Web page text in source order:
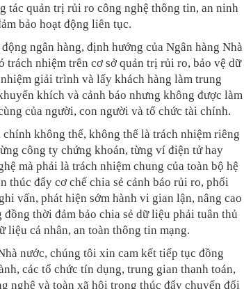
tác quản trị rủi ro công nghệ thông tin, an ninh
bảo hoạt động liên tục.
ngân hàng, định hướng của Ngân hàng Nhà
trách nhiệm trên cơ sở quản trị rủi ro, bảo vệ dữ
giải trình và lấy khách hàng làm trung
khích và cảnh báo nhưng không được làm
của người, con người và tổ chức tài chính.
không thể, không thể là trách nhiệm riêng
công ty chứng khoán, từng ví điện tử hay
mà phải là trách nhiệm chung của toàn bộ hệ
thúc đẩy cơ chế chia sẻ cảnh báo rủi ro, phối
vấn, phát hiện sớm hành vi gian lận, nâng cao
thời đảm bảo chia sẻ dữ liệu phải tuân thủ
liệu cá nhân, an toàn thông tin mạng.
nước, chúng tôi xin cam kết tiếp tục đồng
các tổ chức tín dụng, trung gian thanh toán,
nghệ và toàn xã hội trong thúc đẩy chuyển đổi